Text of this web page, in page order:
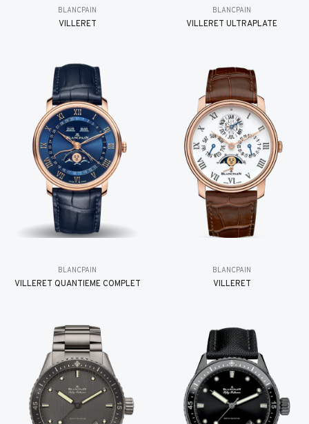
BLANCPAIN
VILLERET
BLANCPAIN
VILLERET ULTRAPLATE
BLANCPAIN
VILLERET QUANTIÈME COMPLET
BLANCPAIN
VILLERET